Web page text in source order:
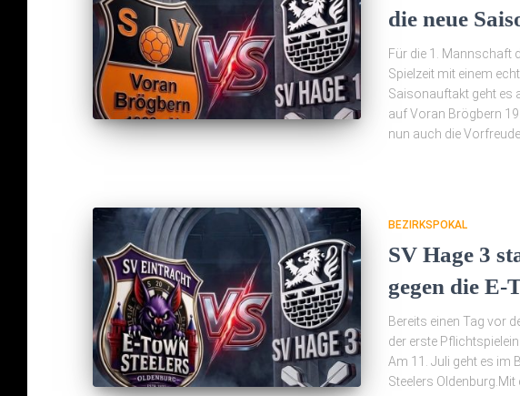
die neue
Für die 1. Mannschaft
Spielzeit mit einem
Saisonauftakt geht es
auf Voran Brögbern
nun auch die
BEZIRKSPOKAL
SV Hage 3
gegen die E-
Bereits einen Tag vor
der erste
Am 11. Juli geht es im
Steelers